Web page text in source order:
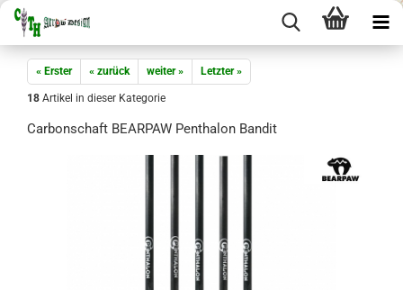
« Erster « zurück weiter » Letzter »
18 Artikel in dieser Kategorie
Carbonschaft BEARPAW Penthalon Bandit